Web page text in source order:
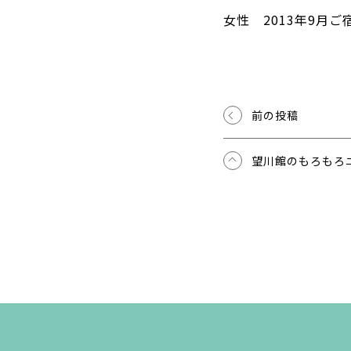
女性 2013年9月ご
前の投稿
望川館のもろもろ